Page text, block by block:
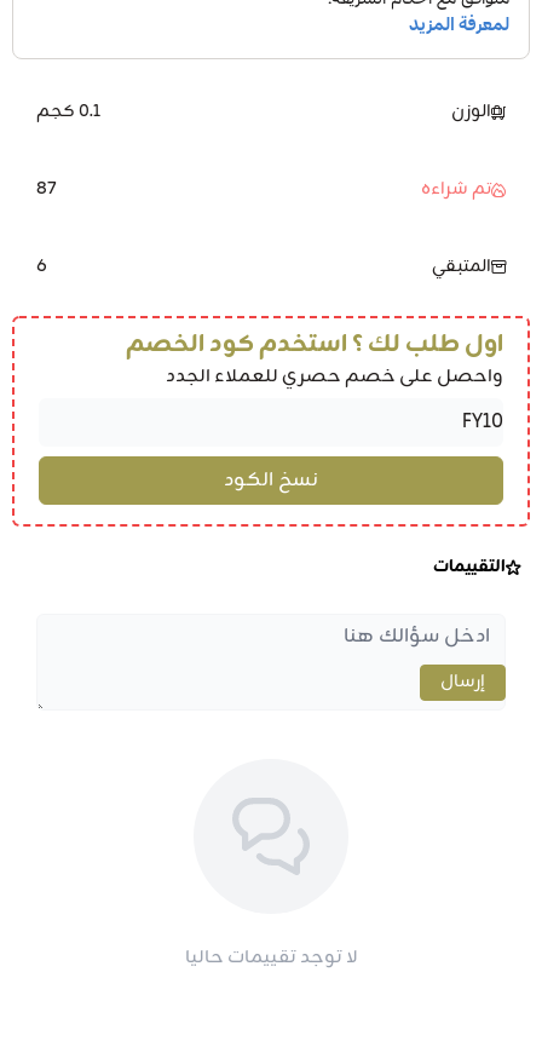
الوزن 0.1 كجم
تم شراءه 87
المتبقي 6
اول طلب لك ؟ استخدم كود الخصم
واحصل على خصم حصري للعملاء الجدد
التقييمات
إرسال
لا توجد تقييمات حاليا